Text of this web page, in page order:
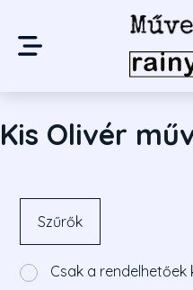
Kis Olivér
Szűrők
Csak a rendelhetőek